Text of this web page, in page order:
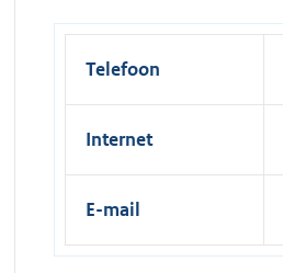
Telefoon
Internet
E-mail